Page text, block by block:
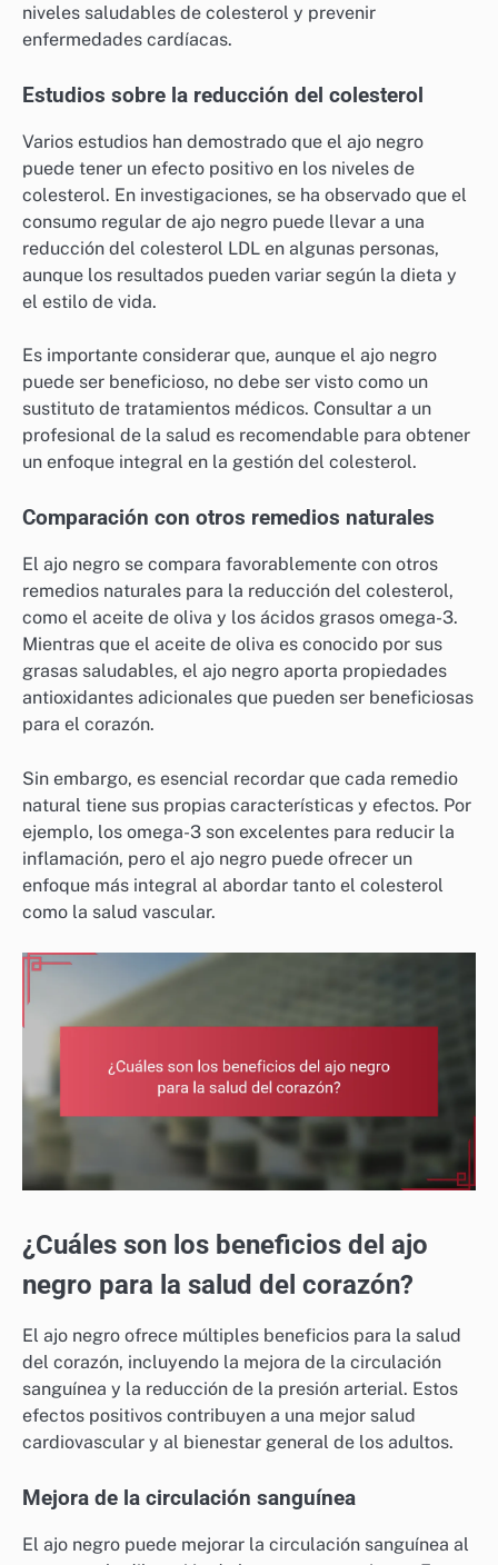
niveles saludables de colesterol y prevenir
enfermedades cardíacas.
Estudios sobre la reducción del colesterol
Varios estudios han demostrado que el ajo negro
puede tener un efecto positivo en los niveles de
colesterol. En investigaciones, se ha observado que el
consumo regular de ajo negro puede llevar a una
reducción del colesterol LDL en algunas personas,
aunque los resultados pueden variar según la dieta y
el estilo de vida.
Es importante considerar que, aunque el ajo negro
puede ser beneficioso, no debe ser visto como un
sustituto de tratamientos médicos. Consultar a un
profesional de la salud es recomendable para obtener
un enfoque integral en la gestión del colesterol.
Comparación con otros remedios naturales
El ajo negro se compara favorablemente con otros
remedios naturales para la reducción del colesterol,
como el aceite de oliva y los ácidos grasos omega-3.
Mientras que el aceite de oliva es conocido por sus
grasas saludables, el ajo negro aporta propiedades
antioxidantes adicionales que pueden ser beneficiosas
para el corazón.
Sin embargo, es esencial recordar que cada remedio
natural tiene sus propias características y efectos. Por
ejemplo, los omega-3 son excelentes para reducir la
inflamación, pero el ajo negro puede ofrecer un
enfoque más integral al abordar tanto el colesterol
como la salud vascular.
¿Cuáles son los beneficios del ajo
negro para la salud del corazón?
El ajo negro ofrece múltiples beneficios para la salud
del corazón, incluyendo la mejora de la circulación
sanguínea y la reducción de la presión arterial. Estos
efectos positivos contribuyen a una mejor salud
cardiovascular y al bienestar general de los adultos.
Mejora de la circulación sanguínea
El ajo negro puede mejorar la circulación sanguínea al